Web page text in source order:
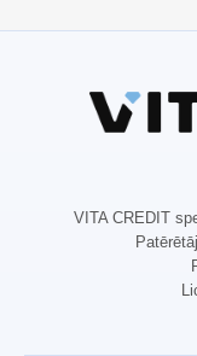
VITA CREDIT